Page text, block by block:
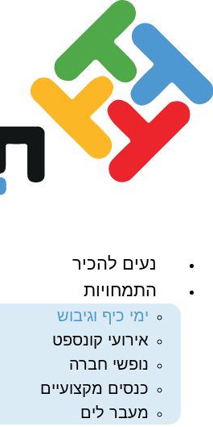
נעים להכיר
התמחויות
ימי כיף וגיבוש
אירועי קונספט
נופשי חברה
כנסים מקצועיים
מעבר לים